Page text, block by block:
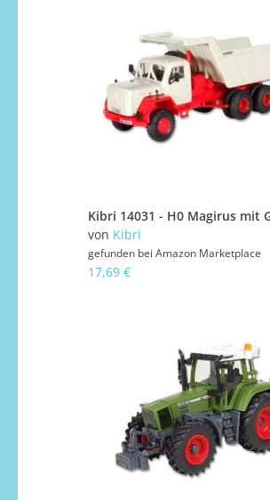
von Kibri
gefunden bei Amazon Marketplace
17,69 €